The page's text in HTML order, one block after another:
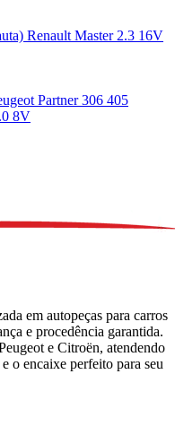
Renault Master 2.3 16V
Partner 306 405
8V
em autopeças para carros
e procedência garantida.
e Citroën, atendendo
o encaixe perfeito para seu